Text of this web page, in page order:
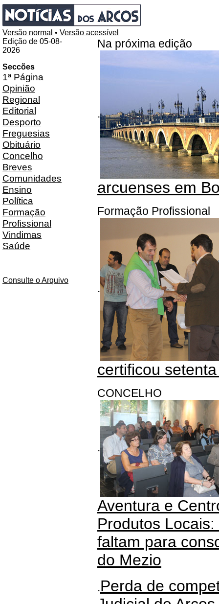
Versão normal • Versão acessível
Edição de 05-08-
2026
Seccões
1ª Página
Opinião
Regional
Editorial
Desporto
Freguesias
Obituário
Concelho
Breves
Comunidades
Ensino
Política
Formação
Profissional
Vindimas
Saúde
Consulte o Arquivo
Na próxima edição
.
arcuenses em
Formação Profissional
.
certificou
CONCELHO
.
Aventura e
Produtos
faltam para
do Mezio
.Perda de